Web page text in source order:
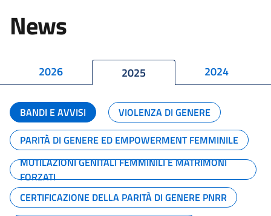
News
2026 2025 2024
BANDI E AVVISI
VIOLENZA DI GENERE
PARITÀ DI GENERE ED EMPOWERMENT FEMMINILE
MUTILAZIONI GENITALI FEMMINILI E MATRIMONI
FORZATI
CERTIFICAZIONE DELLA PARITÀ DI GENERE PNRR